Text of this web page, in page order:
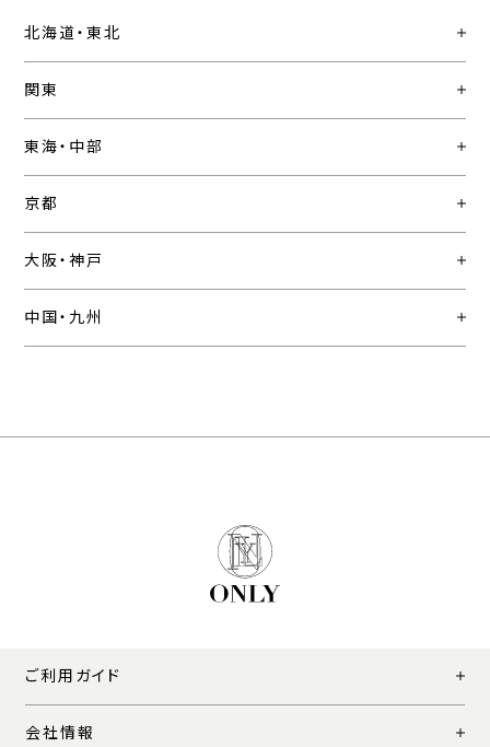
北海道・東北
関東
東海・中部
京都
大阪・神戸
中国・九州
ご利用ガイド
会社情報